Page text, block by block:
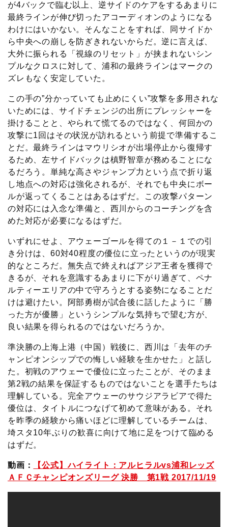
が4バックで臨む以上、逆サイドのケアをするあまりに
最終ラインが伸び切ったアコーディオンのようになる
わけにはいかない。そんなことをすれば、同サイドか
ら中央への崩しを防ぎきれないからだ。逆に言えば、
大外に振られる「視線のリセット」が挟まれないシン
プルなクロスに対して、浦和の最終ラインはマークの
ズレもなく安定していた。
この手の”分かっていても止めにくい”攻撃を多用されな
いためには、サイドチェンジの出所にプレッシャーを
掛けることと、やられて慌てるのではなく、何回かの
攻撃に1回はその状況が訪れるという前提で準備するこ
とだ。最終ラインはマウリシオが出場停止から復帰す
るため、左サイドバックは槙野智章が務めることにな
るだろう。単純な高さやジャンプ力という点で折り返
し地点への対応は強化されるが、それでも中央にボー
ルが返ってくることはあるはずだ。この攻撃パターン
の対応には入念な準備と、西川からのコーチングを含
めた対応が必要になるはずだ。
いずれにせよ、アウェーゴールを得ての１－１での引
き分けは、60対40程度の優位に立ったというのが現実
的なところだ。無失点で終えればアジア王者を獲得で
きるが、それを意識するあまりに下がり過ぎて、ペナ
ルティーエリアの中で守ろうとする姿勢になることだ
けは避けたい。阿部勇樹が試合後に話したように「勝
った方が優勝」というシンプルな気持ちで望む方が、
良い結果を得られるのではないだろうか。
準決勝の上海上港（中国）戦後に、西川は「去年のチ
ャンピオンシップでの悔しい経験を生かせた」と話し
た。初戦のアウェーで優位に立ったことが、そのまま
第2戦の結果を保証するものではないことを選手たちは
理解している。完全アウェーのサウジアラビアで得た
優位は、タイトルにつなげて初めて意味がある。それ
を昨季の経験から痛いほどに理解しているチームは、
埼スタ10年ぶりの歓喜に向けて地に足をつけて臨める
はずだ。
動画：
【公式】ハイライト：アルヒラルvs浦和レッズ
ＡＦＣチャンピオンズリーグ 決勝 第1戦 2017/11/19